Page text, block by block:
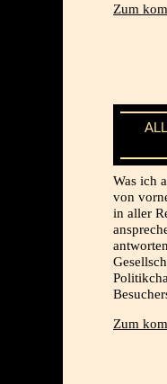
Zum
Was ich
von
in aller
Zum